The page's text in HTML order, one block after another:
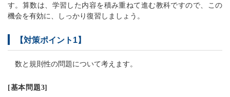
す。算数は、学習した内容を積み重ねて進む教科ですので、この
機会を有効に、しっかり復習しましょう。
【対策ポイント1】
数と規則性の問題について考えます。
[基本問題3]